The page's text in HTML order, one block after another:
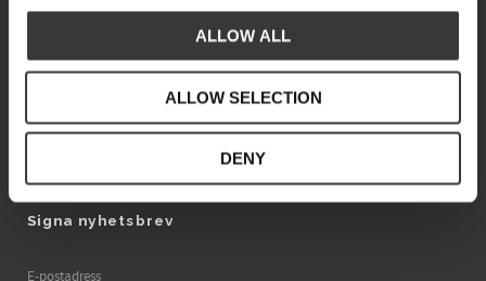
ALLOW ALL
ALLOW SELECTION
DENY
Inspo reportage
Reklamation & retur
Produktinformation
Policy & cookies
Signa nyhetsbrev
Shops
Find shops near you